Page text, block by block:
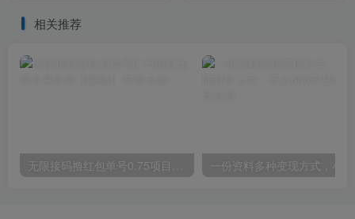
相关推荐
无限接码撸红包单号0.75项目无偿分享给你【揭秘】